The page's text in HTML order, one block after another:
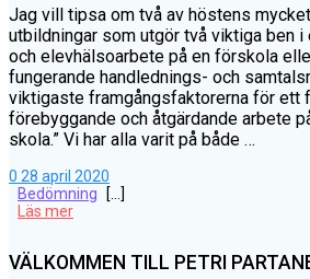
Jag vill tipsa om två av höstens
utbildningar som utgör två viktiga ben i
och elevhälsoarbete på en förskola
fungerande handlednings- och
viktigaste framgångsfaktorerna för ett
förebyggande och åtgärdande arbete
skola.” Vi har alla varit på både …
0 28 april 2020
Bedömning
[…]
Läs mer
VÄLKOMMEN TILL PETRI